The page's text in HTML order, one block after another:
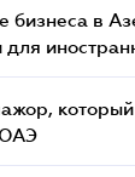
бизнеса в
для
который